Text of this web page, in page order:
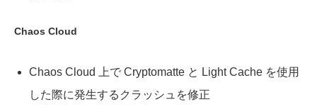
Chaos Cloud
Chaos Cloud 上で Cryptomatte と Light Cache を使用
した際に発生するクラッシュを修正